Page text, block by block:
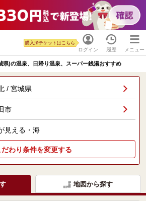
ログイン
購入済チケットはこちら
履歴 メニュー
県)の温泉、日帰り温泉、スーパー銭湯おすすめ
/ 宮城県
市
見える・海
だわり条件を変更する
地図から探す